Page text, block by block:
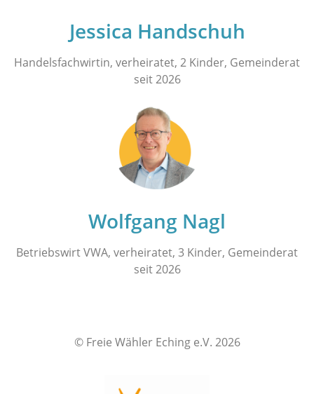
Jessica Handschuh
Handelsfachwirtin, verheiratet, 2 Kinder, Gemeinderat
seit 2026
Wolfgang Nagl
Betriebswirt VWA, verheiratet, 3 Kinder, Gemeinderat
seit 2026
© Freie Wähler Eching e.V. 2026